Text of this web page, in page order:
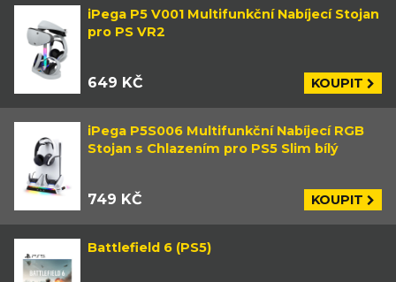
iPega P5 V001 Multifunkční Nabíjecí Stojan
pro PS VR2
649 KČ KOUPIT
iPega P5S006 Multifunkční Nabíjecí RGB
Stojan s Chlazením pro PS5 Slim bílý
749 KČ KOUPIT
Battlefield 6 (PS5)